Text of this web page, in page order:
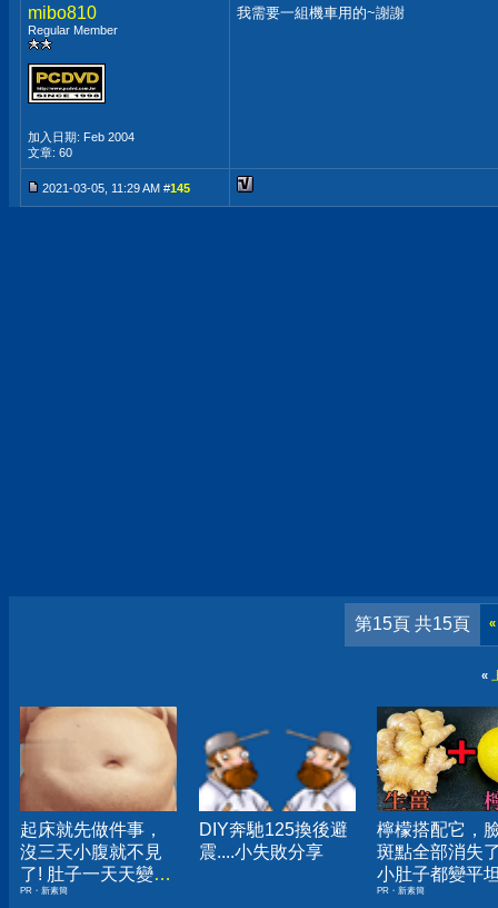
mibo810
Regular Member
加入日期: Feb 2004
文章: 60
我需要一組機車用的~謝謝
2021-03-05, 11:29 AM #145
第15頁 共15頁 «
«
起床就先做件事，
沒三天小腹就不見
了! 肚子一天天變
小！
PR・新素簡
DIY奔馳125換後避
震....小失敗分享
檸檬搭配它，
斑點全部消失
小肚子都變平
PR・新素簡